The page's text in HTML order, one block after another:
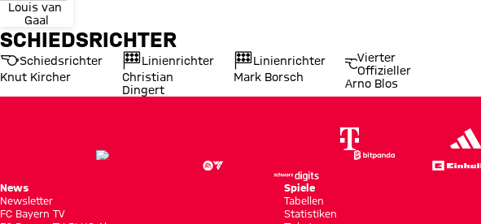
Louis van
Gaal
SCHIEDSRICHTER
Schiedsrichter
Knut Kircher
Linienrichter
Christian
Dingert
Linienrichter
Mark Borsch
Vierter
Offizieller
Arno Blos
News
Newsletter
FC Bayern TV
Spiele
Tabellen
Statistiken